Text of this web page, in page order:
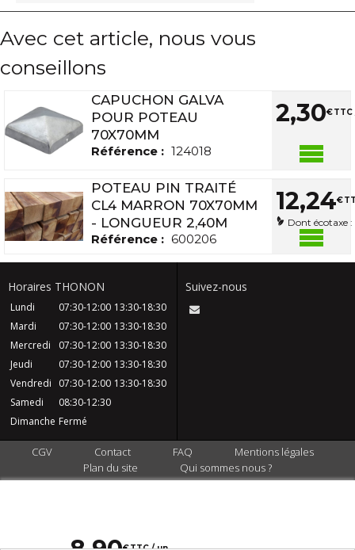
€TTC / un
Avec cet article, nous vous
conseillons
CAPUCHON GALVA
POUR POTEAU
70X70MM
Référence : 124018
2,30€TTC
POTEAU PIN TRAITÉ
CL4 MARRON 70X70MM
- LONGUEUR 2,40M
Référence : 600206
12,24€
Dont écotaxe :
Horaires THONON
Lundi 07:30-12:00 13:30-18:30
Mardi
07:30-12:00 13:30-18:30
Mercredi
07:30-12:00 13:30-18:30
Jeudi
07:30-12:00 13:30-18:30
Vendredi
07:30-12:00 13:30-18:30
Samedi
08:30-12:30
Dimanche Fermé
Suivez-nous
CGV Contact FAQ
Mentions légales
Plan du site
Qui sommes nous ?